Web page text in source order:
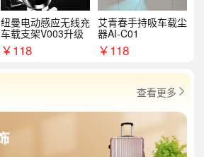
纽曼电动感应无线充
车载支架V003升级
￥118
艾青春手持吸车载尘
器AI-C01
￥118
查看更多 